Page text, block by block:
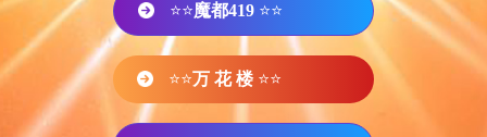
⭐⭐魔都419 ⭐⭐
⭐⭐万 花 楼 ⭐⭐